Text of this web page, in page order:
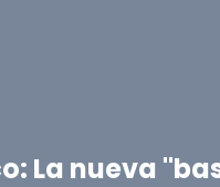
La nueva